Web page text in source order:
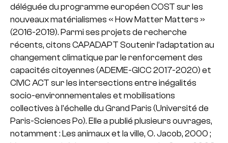
déléguée du programme européen COST sur les
nouveaux matérialismes « How Matter Matters »
(2016-2019). Parmi ses projets de recherche
récents, citons CAPADAPT Soutenir l’adaptation au
changement climatique par le renforcement des
capacités citoyennes (ADEME-GICC 2017-2020) et
CIVIC ACT sur les intersections entre inégalités
socio-environnementales et mobilisations
collectives à l’échelle du Grand Paris (Université de
Paris-Sciences Po). Elle a publié plusieurs ouvrages,
notamment : Les animaux et la ville, O. Jacob, 2000 ;